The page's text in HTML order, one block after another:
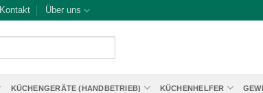
Kontakt Über uns
KÜCHENGERÄTE (HANDBETRIEB) KÜCHENHELFER